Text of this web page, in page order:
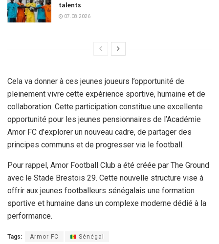
talents
07.08.2026
Cela va donner à ces jeunes joueurs l’opportunité de
pleinement vivre cette expérience sportive, humaine et de
collaboration. Cette participation constitue une excellente
opportunité pour les jeunes pensionnaires de l’Académie
Amor FC d’explorer un nouveau cadre, de partager des
principes communs et de progresser via le football.
Pour rappel, Amor Football Club a été créée par The Ground
avec le Stade Brestois 29. Cette nouvelle structure vise à
offrir aux jeunes footballeurs sénégalais une formation
sportive et humaine dans un complexe moderne dédié à la
performance.
Tags: Armor FC Sénégal